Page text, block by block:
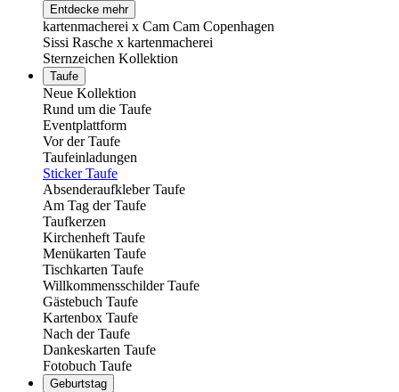
Entdecke mehr
kartenmacherei x Cam Cam Copenhagen
Sissi Rasche x kartenmacherei
Sternzeichen Kollektion
Taufe
Neue Kollektion
Rund um die Taufe
Eventplattform
Vor der Taufe
Taufeinladungen
Sticker Taufe
Absenderaufkleber Taufe
Am Tag der Taufe
Taufkerzen
Kirchenheft Taufe
Menükarten Taufe
Tischkarten Taufe
Willkommensschilder Taufe
Gästebuch Taufe
Kartenbox Taufe
Nach der Taufe
Dankeskarten Taufe
Fotobuch Taufe
Geburtstag